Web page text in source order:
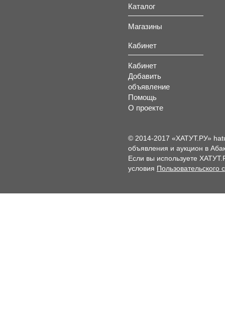
Каталог
Магазины
Кабинет
Кабинет
Добавить
объявление
Помощь
О проекте
© 2014-2017 «ХАТУТ.РУ»
объявления и аукцион в
Если вы используете
условия Пользовательского